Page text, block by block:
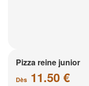
Pizza reine junior
Dès 11.50 €